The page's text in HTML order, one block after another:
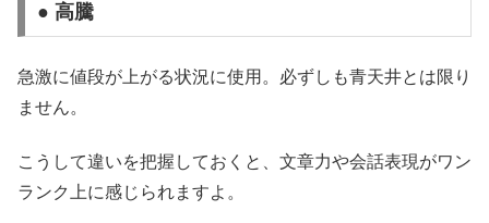
● 高騰
急激に値段が上がる状況に使用。必ずしも青天井とは限り
ません。
こうして違いを把握しておくと、文章力や会話表現がワン
ランク上に感じられますよ。